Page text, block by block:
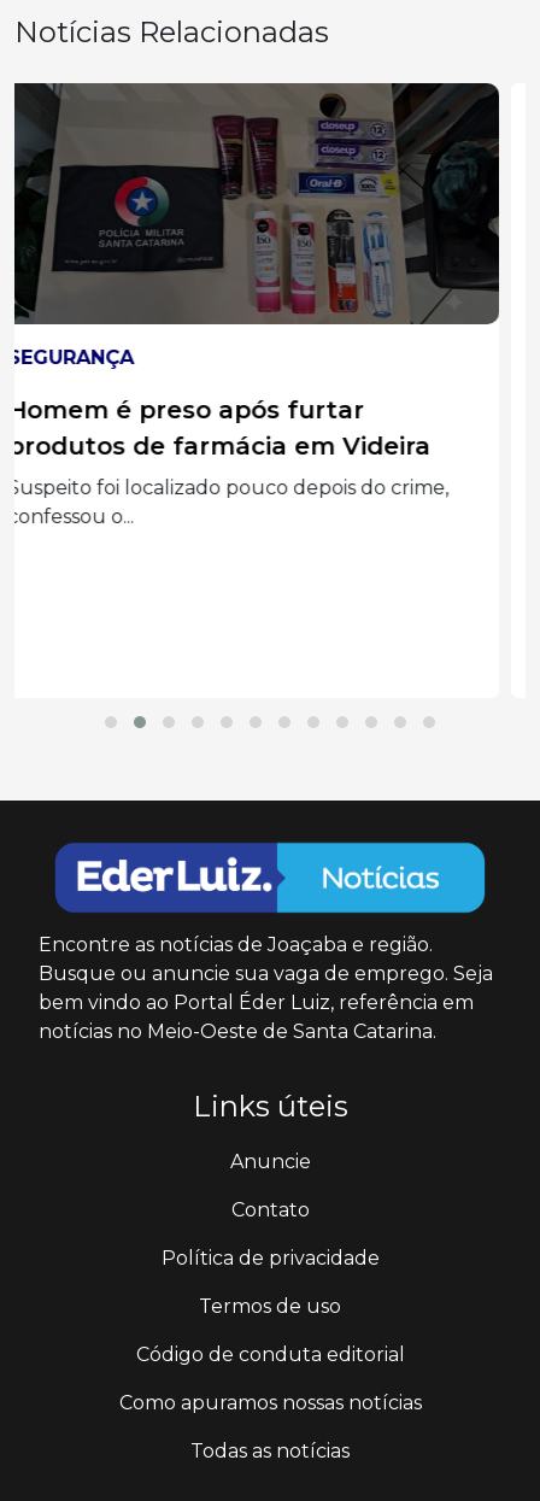
Notícias Relacionadas
ESTADO
Adolescente é apreendido por
tentativa de homicídio contra a
própria mãe em SC
Vítima foi encontrada gravemente ferida com
Encontre as notícias de Joaçaba e região.
Busque ou anuncie sua vaga de emprego. Seja
bem vindo ao Portal Éder Luiz, referência em
notícias no Meio-Oeste de Santa Catarina.
Links úteis
Anuncie
Contato
Política de privacidade
Termos de uso
Código de conduta editorial
Como apuramos nossas notícias
Todas as notícias